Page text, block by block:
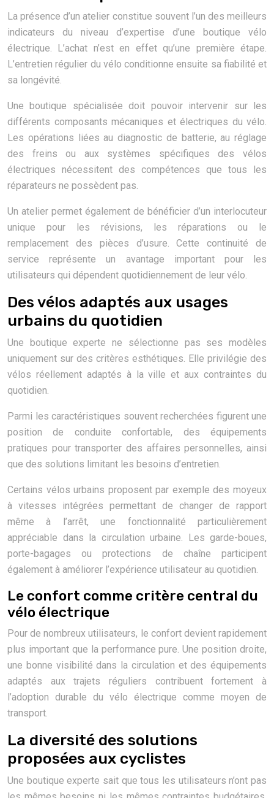
La présence d’un atelier constitue souvent l’un des meilleurs
indicateurs du niveau d’expertise d’une boutique vélo
électrique. L’achat n’est en effet qu’une première étape.
L’entretien régulier du vélo conditionne ensuite sa fiabilité et
sa longévité.
Une boutique spécialisée doit pouvoir intervenir sur les
différents composants mécaniques et électriques du vélo.
Les opérations liées au diagnostic de batterie, au réglage
des freins ou aux systèmes spécifiques des vélos
électriques nécessitent des compétences que tous les
réparateurs ne possèdent pas.
Un atelier permet également de bénéficier d’un interlocuteur
unique pour les révisions, les réparations ou le
remplacement des pièces d’usure. Cette continuité de
service représente un avantage important pour les
utilisateurs qui dépendent quotidiennement de leur vélo.
Des vélos adaptés aux usages
urbains du quotidien
Une boutique experte ne sélectionne pas ses modèles
uniquement sur des critères esthétiques. Elle privilégie des
vélos réellement adaptés à la ville et aux contraintes du
quotidien.
Parmi les caractéristiques souvent recherchées figurent une
position de conduite confortable, des équipements
pratiques pour transporter des affaires personnelles, ainsi
que des solutions limitant les besoins d’entretien.
Certains vélos urbains proposent par exemple des moyeux
à vitesses intégrées permettant de changer de rapport
même à l’arrêt, une fonctionnalité particulièrement
appréciable dans la circulation urbaine. Les garde-boues,
porte-bagages ou protections de chaîne participent
également à améliorer l’expérience utilisateur au quotidien.
Le confort comme critère central du
vélo électrique
Pour de nombreux utilisateurs, le confort devient rapidement
plus important que la performance pure. Une position droite,
une bonne visibilité dans la circulation et des équipements
adaptés aux trajets réguliers contribuent fortement à
l’adoption durable du vélo électrique comme moyen de
transport.
La diversité des solutions
proposées aux cyclistes
Une boutique experte sait que tous les utilisateurs n’ont pas